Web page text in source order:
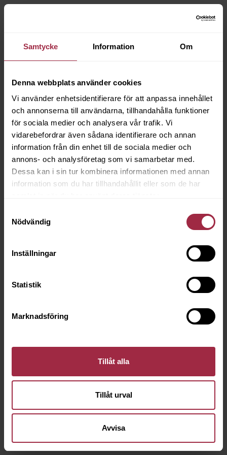
Samtycke Information Om
Denna webbplats använder cookies
Vi använder enhetsidentifierare för att anpassa innehållet
och annonserna till användarna, tillhandahålla funktioner
för sociala medier och analysera vår trafik. Vi
vidarebefordrar även sådana identifierare och annan
information från din enhet till de sociala medier och
annons- och analysföretag som vi samarbetar med.
Dessa kan i sin tur kombinera informationen med annan
information som du har tillhandahållit eller som de har
Nödvändig
Inställningar
Statistik
Marknadsföring
Tillåt alla
Tillåt urval
Avvisa